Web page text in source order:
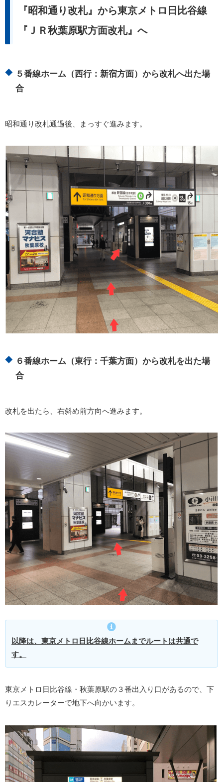
『昭和通り改札』から東京メトロ日比谷線
『ＪＲ秋葉原駅方面改札』へ
５番線ホーム（西行：新宿方面）から改札へ出た場
合
昭和通り改札通過後、まっすぐ進みます。
６番線ホーム（東行：千葉方面）から改札を出た場
合
改札を出たら、右斜め前方向へ進みます。
以降は、東京メトロ日比谷線ホームまでルートは共通で
す。
東京メトロ日比谷線・秋葉原駅の３番出入り口があるので、下
りエスカレーターで地下へ向かいます。